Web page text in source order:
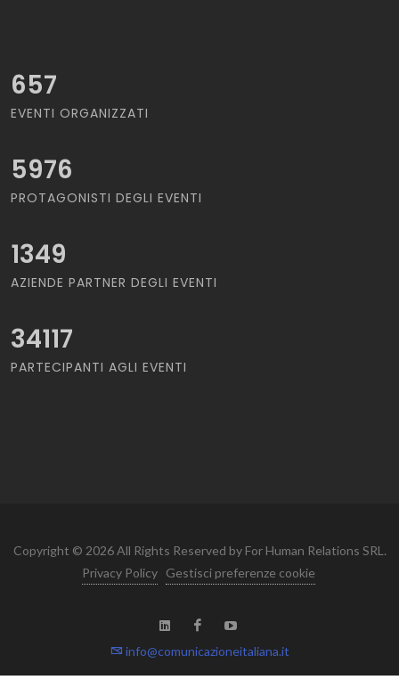
657
EVENTI ORGANIZZATI
5976
PROTAGONISTI DEGLI EVENTI
1349
AZIENDE PARTNER DEGLI EVENTI
34117
PARTECIPANTI AGLI EVENTI
Copyright © 2026 All Rights Reserved by For Human Relations SRL.
Privacy Policy
Gestisci preferenze cookie
info@comunicazioneitaliana.it